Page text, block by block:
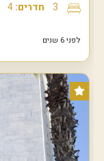
3 חדרים:4
לפני 6 שנים